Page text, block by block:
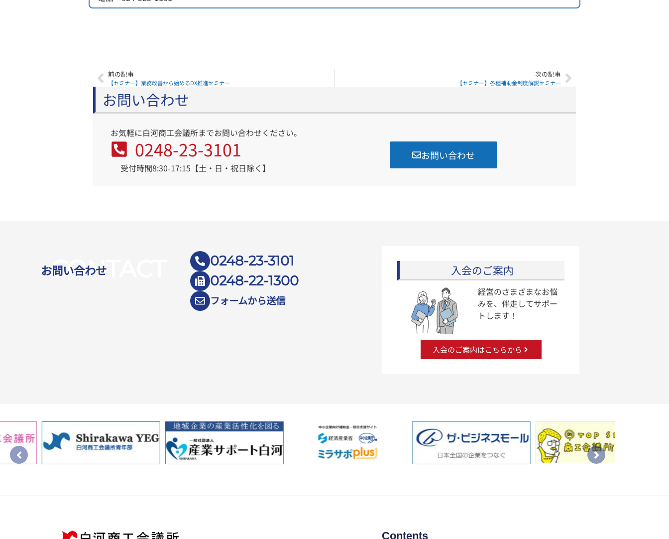
前の記事
【セミナー】業務改善から始めるDX推進セミナー
次の記事
【セミナー】各種補助金制度解説セミナー
お問い合わせ
お気軽に白河商工会議所までお問い合わせください。
0248-23-3101
受付時間8:30-17:15【土・日・祝日除く】
お問い合わせ
CONTACT
お問い合わせ
0248-23-3101
0248-22-1300
フォームから送信
入会のご案内
経営のさまざまなお悩
みを、伴走してサポー
トします！
入会のご案内はこちらから
Contents